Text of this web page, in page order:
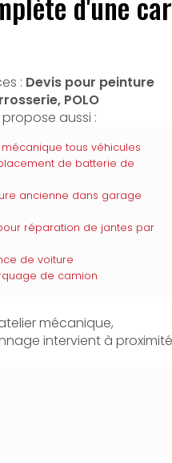
: Devis pour peinture
POLO
aussi :
tous véhicules
de batterie de
ancienne dans garage
réparation de jantes par
de voiture
de camion
atelier mécanique,
intervient à proximité